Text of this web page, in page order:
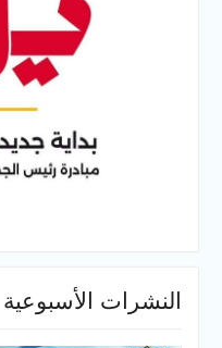
النشرات الأسبوعية